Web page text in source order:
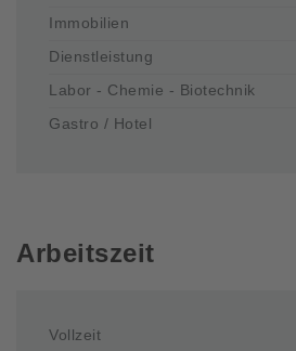
Immobilien
Dienstleistung
Labor - Chemie - Biotechnik
Gastro / Hotel
Arbeitszeit
Vollzeit